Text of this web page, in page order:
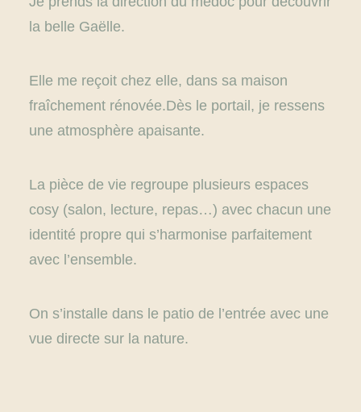
la belle Gaëlle.
Elle me reçoit chez elle, dans sa maison
fraîchement rénovée.Dès le portail, je ressens
une atmosphère apaisante.
La pièce de vie regroupe plusieurs espaces
cosy (salon, lecture, repas…) avec chacun une
identité propre qui s’harmonise parfaitement
avec l’ensemble.
On s’installe dans le patio de l’entrée avec une
vue directe sur la nature.